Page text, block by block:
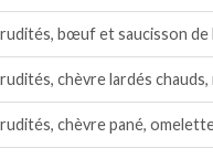
bœuf et saucisson de
chèvre lardés
chèvre pané,